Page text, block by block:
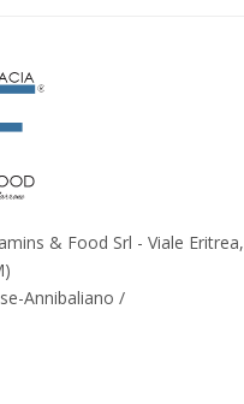
& Food Srl - Viale Eritrea,
Annibaliano /